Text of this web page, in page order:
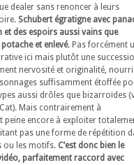
dealer sans renoncer à leurs
Schubert égratigne avec
des espoirs aussi vains que
et enlevé. Pas forcément
ici mais plutôt une
nervosité et originalité,
suffisamment étoffée
aussi drôles que bizarroïdes
Mais contrairement à
peine encore à exploiter
pas une forme de répétition
ou les motifs. C’est donc bien le
parfaitement raccord avec